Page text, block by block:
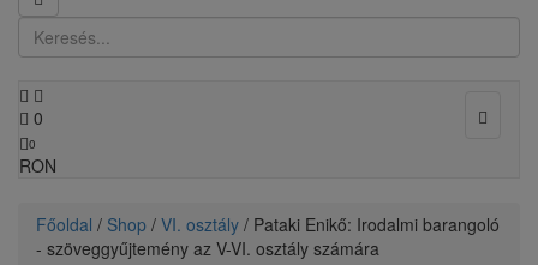
Toggle
0
0
RON
Főoldal / Shop / VI. osztály / Pataki Enikő: Irodalmi barangoló
- szöveggyűjtemény az V-VI. osztály számára